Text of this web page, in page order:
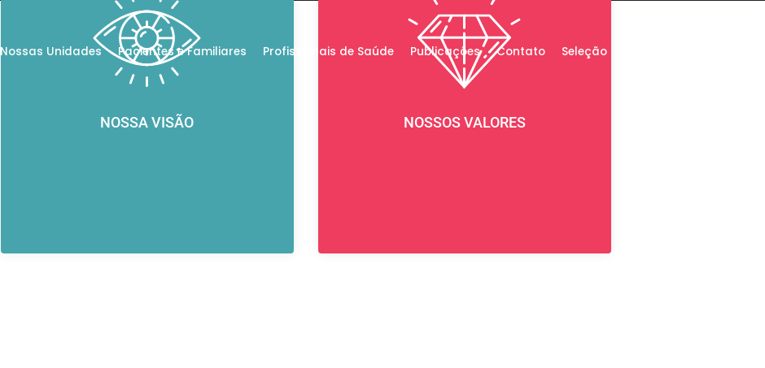
Nossas Unidades Pacientes e Familiares Profissionais de Saúde Publicações Contato Seleção
NOSSA VISÃO NOSSOS VALORES